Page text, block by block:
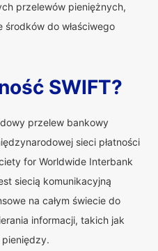
przelewów pieniężnych,
do właściwego
SWIFT?
przelew bankowy
sieci płatności
for Worldwide Interbank
siecią komunikacyjną
na całym świecie do
informacji, takich jak